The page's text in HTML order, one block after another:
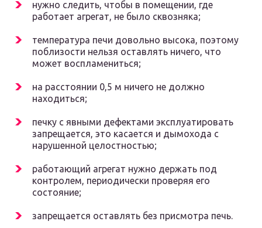
нужно следить, чтобы в помещении, где
работает агрегат, не было сквозняка;
температура печи довольно высока, поэтому
поблизости нельзя оставлять ничего, что
может воспламениться;
на расстоянии 0,5 м ничего не должно
находиться;
печку с явными дефектами эксплуатировать
запрещается, это касается и дымохода с
нарушенной целостностью;
работающий агрегат нужно держать под
контролем, периодически проверяя его
состояние;
запрещается оставлять без присмотра печь.